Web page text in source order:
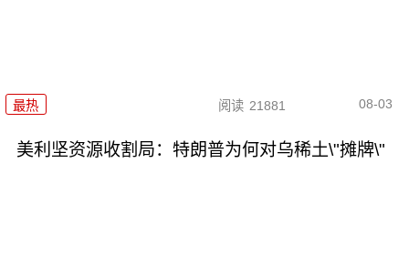
最热 阅读 21881 08-03
美利坚资源收割局：特朗普为何对乌稀土\"摊牌\"